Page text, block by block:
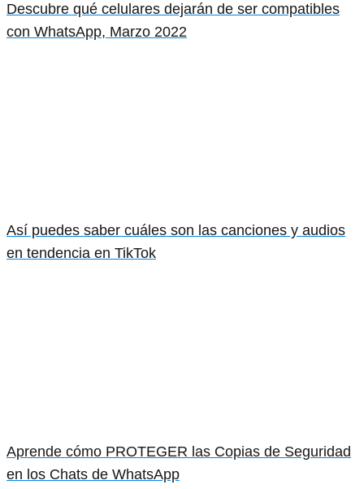
Descubre qué celulares dejarán de ser compatibles
con WhatsApp, Marzo 2022
Así puedes saber cuáles son las canciones y audios
en tendencia en TikTok
Aprende cómo PROTEGER las Copias de Seguridad
en los Chats de WhatsApp